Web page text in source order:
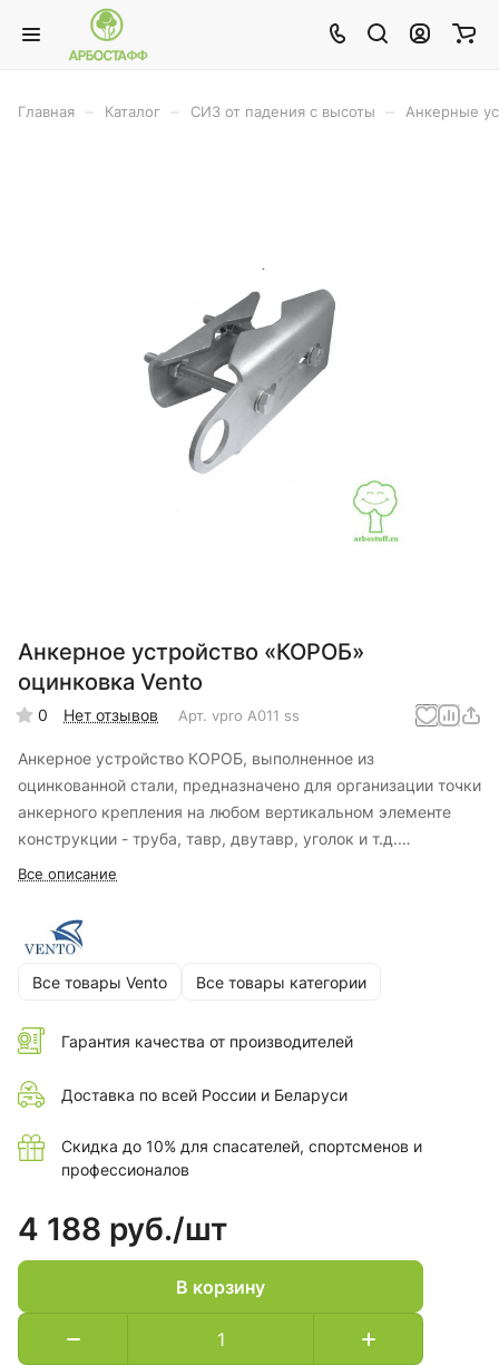
Главная Каталог СИЗ от падения с высоты Анкерные
Анкерное устройство «КОРОБ»
оцинковка Vento
0 Нет отзывов Арт. vpro A011 ss
Анкерное устройство КОРОБ, выполненное из
оцинкованной стали, предназначено для организации точки
анкерного крепления на любом вертикальном элементе
конструкции - труба, тавр, двутавр, уголок и т.д.
Применяется совместно со стропом с амортизатором либо
линии.
Все описание
Все товары Vento Все товары категории
Гарантия качества от производителей
Доставка по всей России и Беларуси
Скидка до 10% для спасателей, спортсменов и
профессионалов
4 188 руб./шт
В корзину